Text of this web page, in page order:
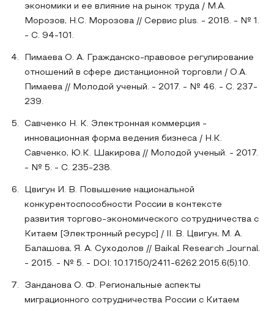
экономики и ее влияние на рынок труда / М.А.
Морозов, Н.С. Морозова // Сервис plus. - 2018. - № 1.
- С. 94-101.
Пимаева О. А. Гражданско-правовое регулирование
отношений в сфере дистанционной торговли / О.А.
Пимаева // Молодой ученый. - 2017. - № 46. - С. 237-
239.
Савченко Н. К. Электронная коммерция -
инновационная форма ведения бизнеса / Н.К.
Савченко, Ю.К. Шакирова // Молодой ученый. - 2017.
- № 5. - С. 235-238.
Цвигун И. В. Повышение национальной
конкурентоспособности России в контексте
развития торгово-экономического сотрудничества с
Китаем [Электронный ресурс] / II. В. Цвигун, М. А.
Балашова, Я. А. Суходолов // Baikal Research Journal.
- 2015. - № 5. - DOI: 10.17150/2411-6262.2015.6(5).10.
Занданова О. Ф. Региональные аспекты
миграционного сотрудничества России с Китаем